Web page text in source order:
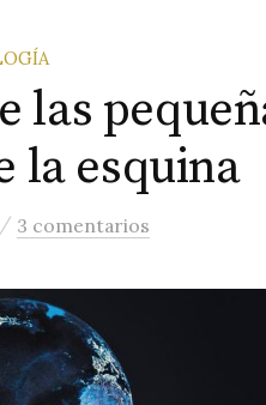
las
la esquina
/ 3 comentarios